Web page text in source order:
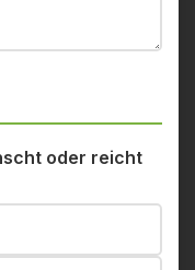
oder reicht